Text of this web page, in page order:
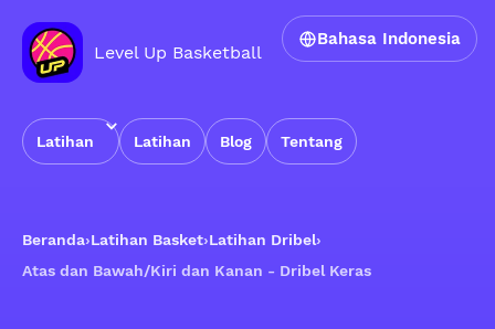
Level Up Basketball
Latihan Latihan Blog Tentang
Bahasa Indonesia
Beranda›Latihan Basket›Latihan Dribel›
Atas dan Bawah/Kiri dan Kanan - Dribel Keras